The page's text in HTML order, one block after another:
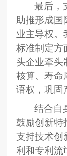
最后，
助推形成国
业主导权。
标准制定方
头企业牵头
核算、寿命
语权，巩固
结合自
鼓励创新特
支持技术创
利和专利流